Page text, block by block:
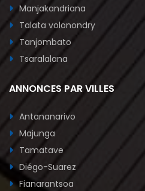
Manjakandriana
Talata volonondry
Tanjombato
Tsaralalana
ANNONCES PAR VILLES
Antananarivo
Majunga
Tamatave
Diégo-Suarez
Fianarantsoa